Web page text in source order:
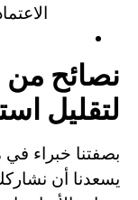
نصائح من
لتقليل
بصفتنا خبراء
يسعدنا أن